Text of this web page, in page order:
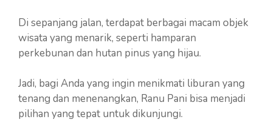
Di sepanjang jalan, terdapat berbagai macam objek
wisata yang menarik, seperti hamparan
perkebunan dan hutan pinus yang hijau.
Jadi, bagi Anda yang ingin menikmati liburan yang
tenang dan menenangkan, Ranu Pani bisa menjadi
pilihan yang tepat untuk dikunjungi.